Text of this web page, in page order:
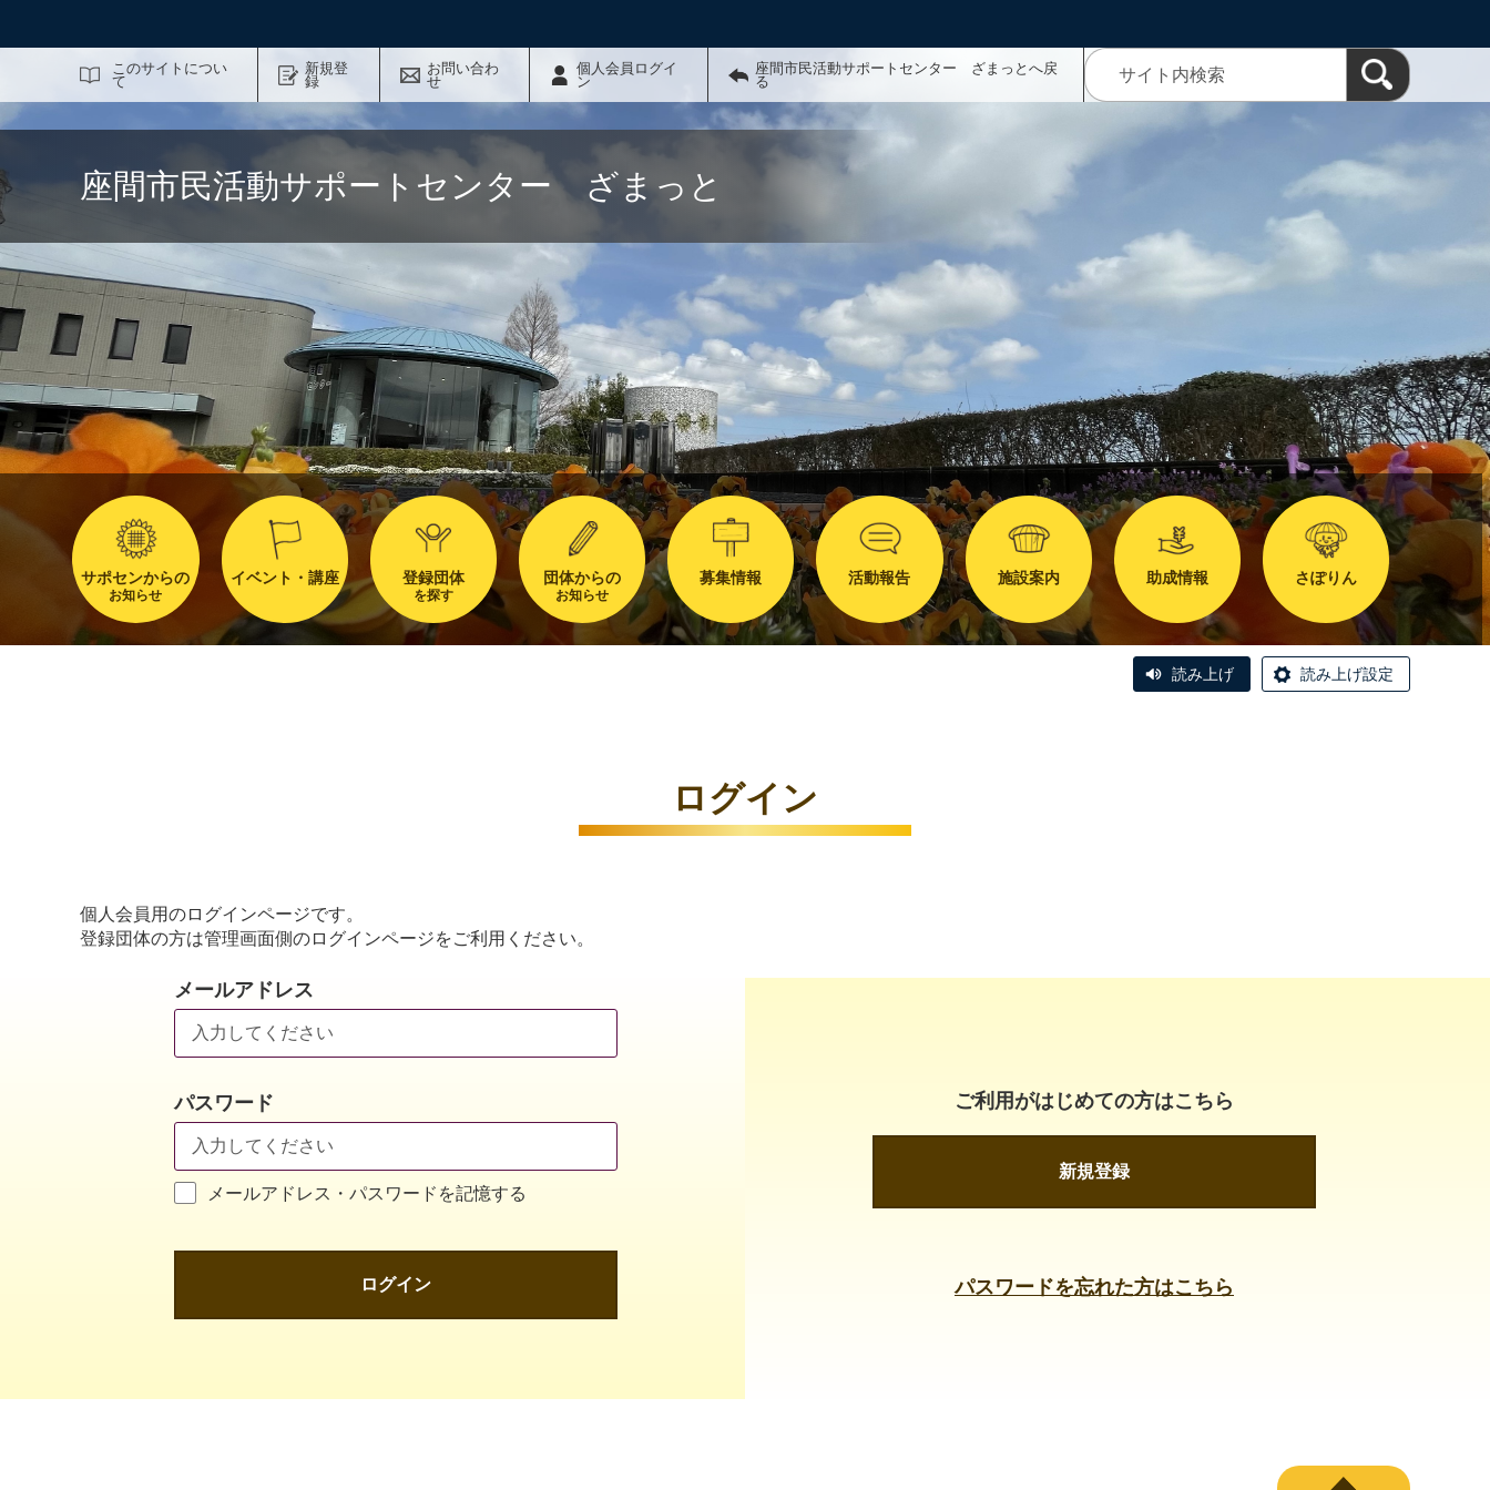
このサイトについ
て
新規登
録
お問い合わ
せ
個人会員ログイ
ン
座間市民活動サポートセンター ざまっとへ戻
る
座間市民活動サポートセンター ざまっと
サポセンからの
お知らせ
イベント・講座 登録団体
を探す
団体からの
お知らせ
募集情報 活動報告 施設案内 助成情報 さぽりん
読み上げ 読み上げ設定
ログイン
個人会員用のログインページです。
登録団体の方は管理画面側のログインページをご利用ください。
メールアドレス
パスワード
メールアドレス・パスワードを記憶する
ログイン
ご利用がはじめての方はこちら
新規登録
パスワードを忘れた方はこちら